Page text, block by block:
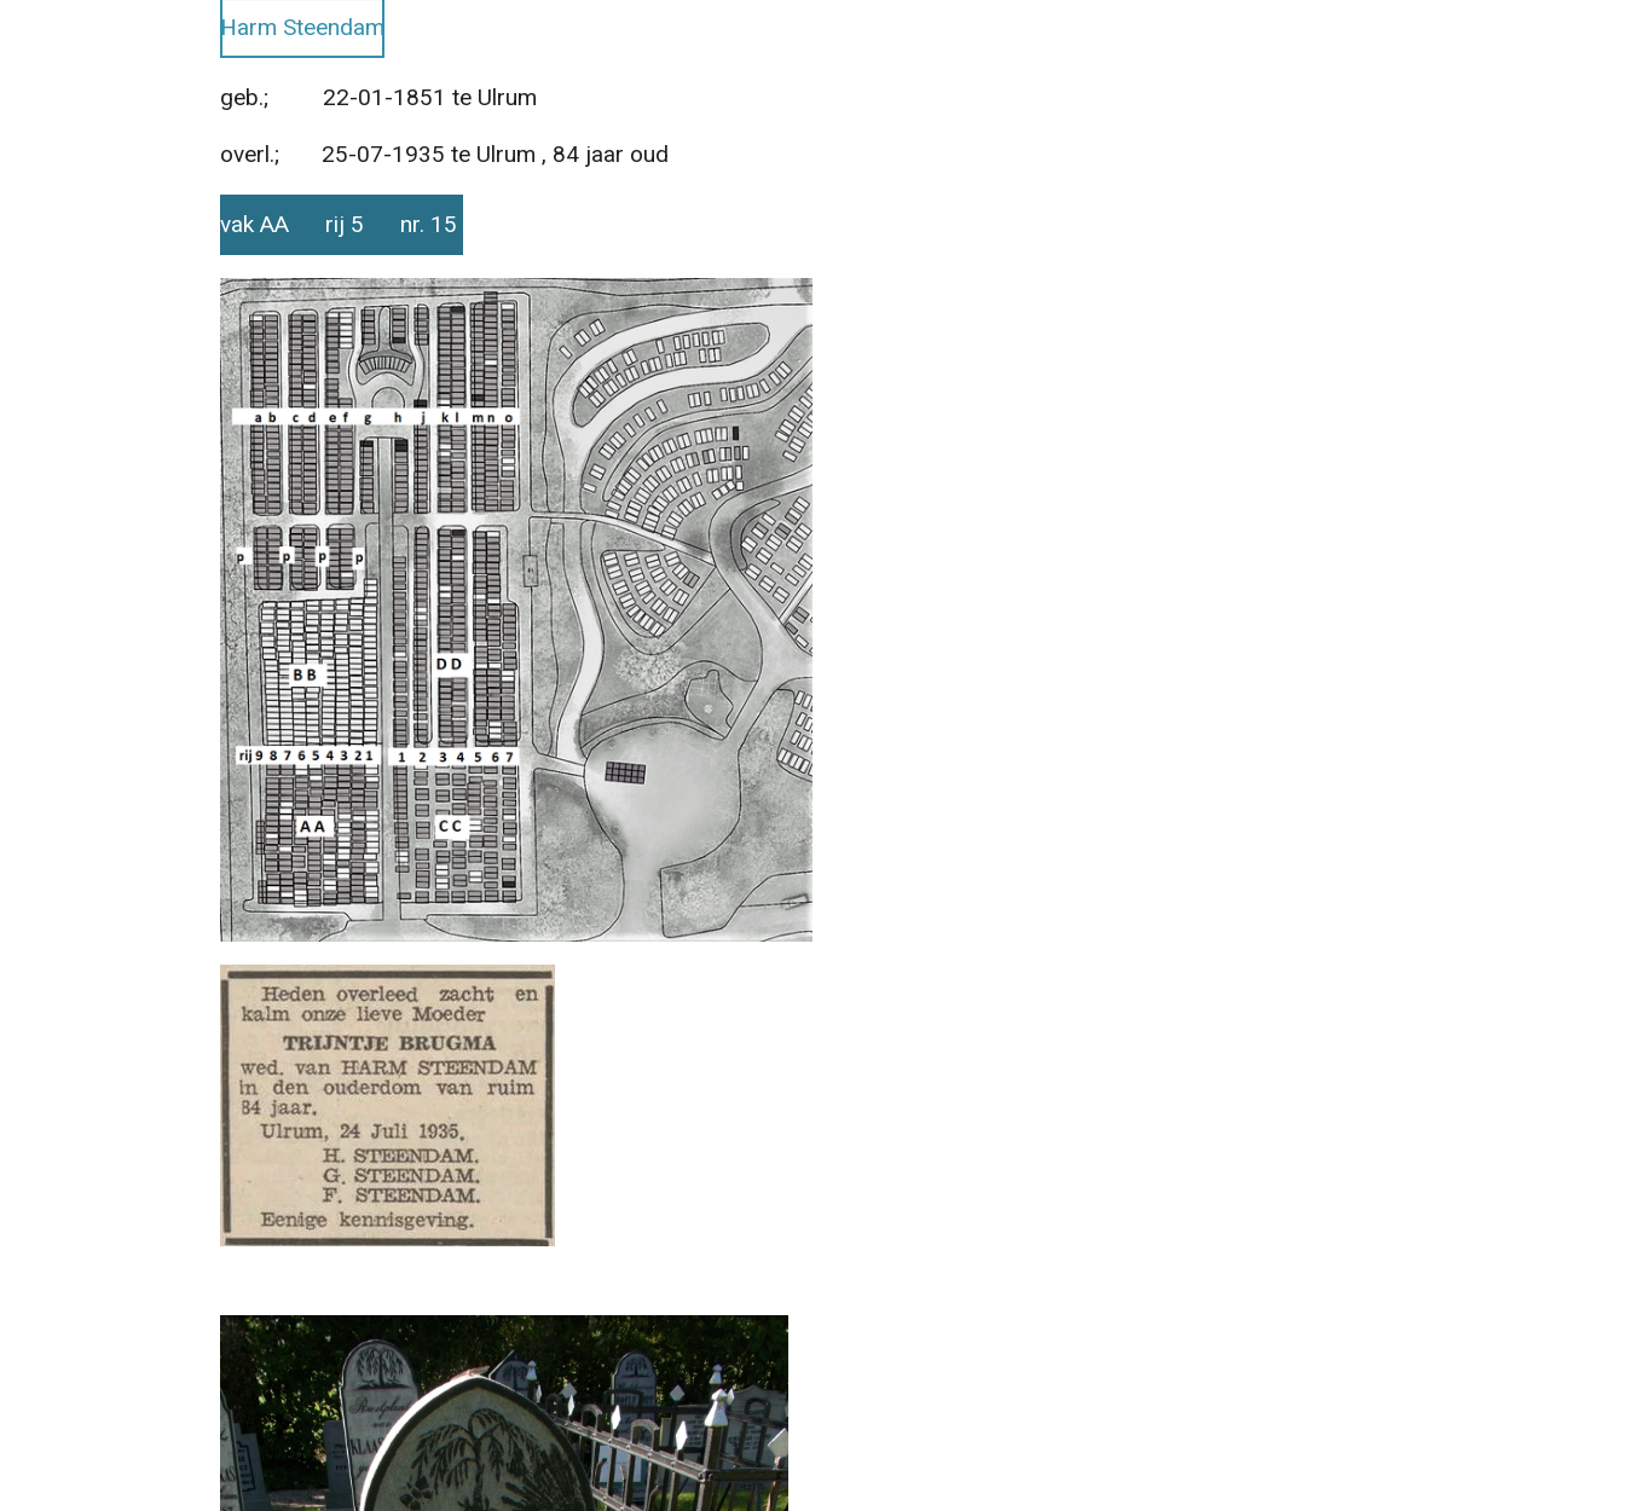
Harm Steendam
geb.; 22-01-1851 te Ulrum
overl.; 25-07-1935 te Ulrum , 84 jaar oud
vak AA rij 5 nr. 15